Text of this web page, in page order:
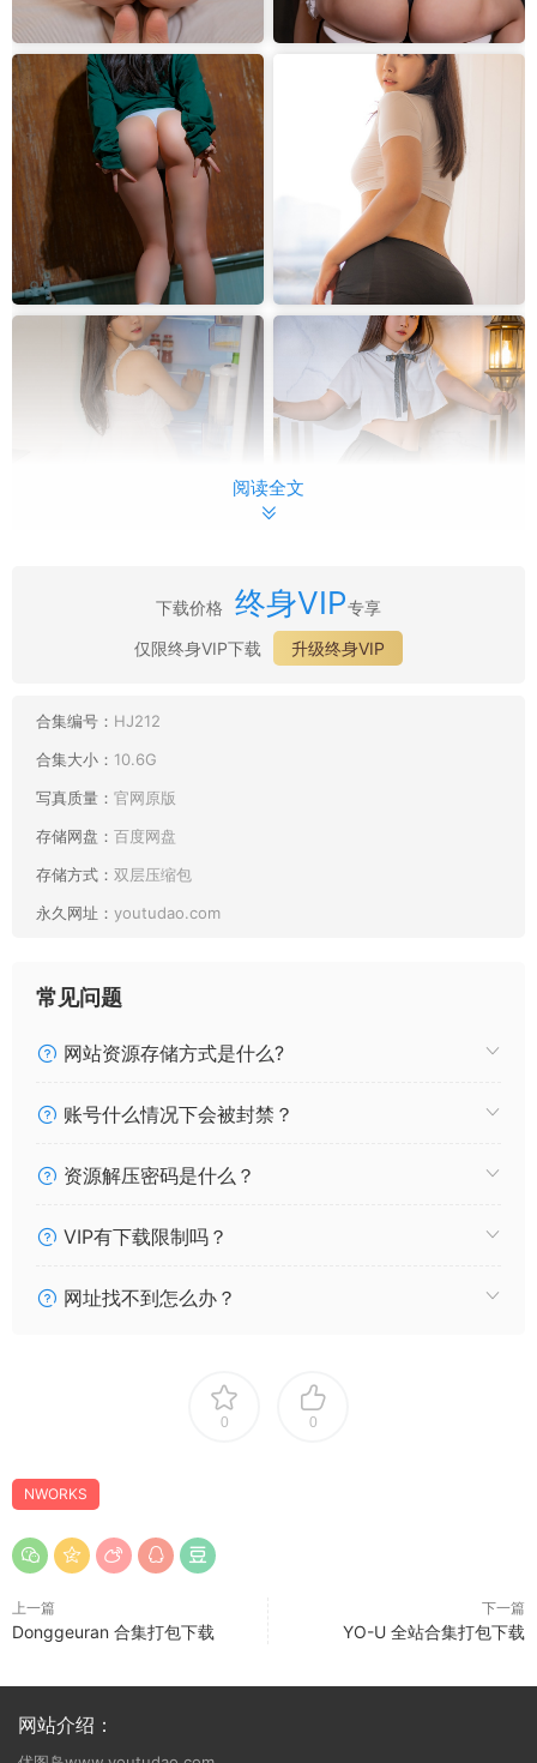
阅读全文
下载价格 终身VIP专享
仅限终身VIP下载
升级终身VIP
合集编号： HJ212
合集大小： 10.6G
写真质量： 官网原版
存储网盘： 百度网盘
存储方式： 双层压缩包
永久网址： youtudao.com
常见问题
网站资源存储方式是什么?
账号什么情况下会被封禁？
资源解压密码是什么？
VIP有下载限制吗？
网址找不到怎么办？
0 0
NWORKS
上一篇
Donggeuran 合集打包下载
下一篇
YO-U 全站合集打包下载
网站介绍：